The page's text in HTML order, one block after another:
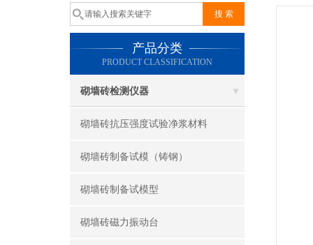
产品分类
PRODUCT CLASSIFICATION
砌墙砖检测仪器
砌墙砖抗压强度试验净浆材料
砌墙砖制备试模（铸钢）
砌墙砖制备试模型
砌墙砖磁力振动台